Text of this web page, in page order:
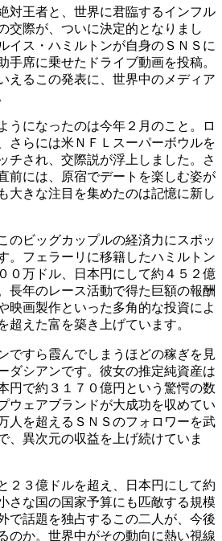
対王者と、世界に君臨するインフル
交際が、ついに決定的となりまし
イス・ハミルトンが自身のＳＮＳに
手席に乗せたドライブ動画を投稿。
えるこの発表に、世界中のメディア
うになったのは今年２月のこと。ロ
さらには米ＮＦＬスーパーボウルを
チされ、交際説が浮上しました。さ
前には、原宿でデートを楽しむ姿が
大きな注目を集めたのは記憶に新し
のビッグカップルの経済力にスポッ
。フェラーリに移籍したハミルトン
０万ドル、日本円にして約４５２億
長年のレース活動で得た巨額の報酬
映画製作といった多角的な投資によ
超えた富を築き上げています。
ですら霞んでしまうほどの稼ぎを見
ダシアンです。彼女の推定純資産は
円で約３１７０億円という驚愕の数
ウェアブランドが大成功を収めてい
人を超えるＳＮＳのフォロワーを武
、異次元の収益を上げ続けていま
２３億ドルを超え、日本円にして約
さな国の国家予算にも匹敵する規模
で話題を独占するこの二人が、今後
のか。世界中がその動向に熱い視線